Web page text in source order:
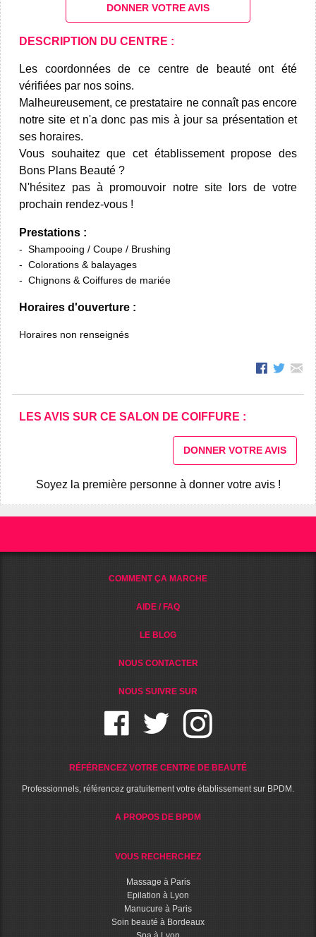
DONNER VOTRE AVIS
DESCRIPTION DU CENTRE :
Les coordonnées de ce centre de beauté ont été
vérifiées par nos soins.
Malheureusement, ce prestataire ne connaît pas encore
notre site et n'a donc pas mis à jour sa présentation et
ses horaires.
Vous souhaitez que cet établissement propose des
Bons Plans Beauté ?
N'hésitez pas à promouvoir notre site lors de votre
prochain rendez-vous !
Prestations :
Shampooing / Coupe / Brushing
Colorations & balayages
Chignons & Coiffures de mariée
Horaires d'ouverture :
Horaires non renseignés
LES AVIS SUR CE SALON DE COIFFURE :
DONNER VOTRE AVIS
Soyez la première personne à donner votre avis !
COMMENT ÇA MARCHE
AIDE / FAQ
LE BLOG
NOUS CONTACTER
NOUS SUIVRE SUR
RÉFÉRENCEZ VOTRE CENTRE DE BEAUTÉ
Professionnels, référencez gratuitement votre établissement sur BPDM.
A PROPOS DE BPDM
VOUS RECHERCHEZ
Massage à Paris
Epilation à Lyon
Manucure à Paris
Soin beauté à Bordeaux